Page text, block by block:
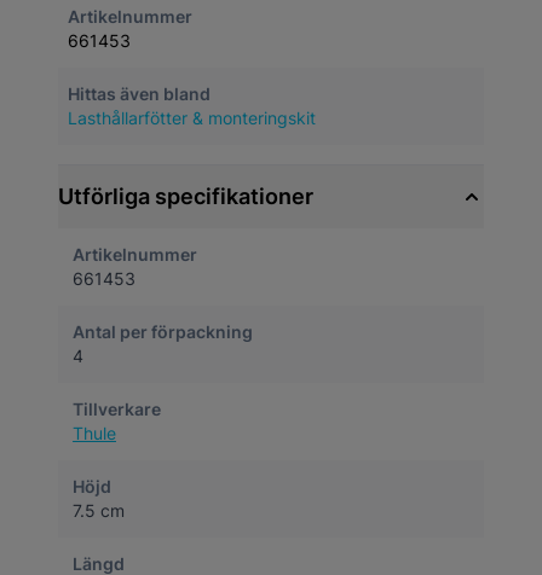
Artikelnummer
661453
Hittas även bland
Lasthållarfötter & monteringskit
Utförliga specifikationer
Artikelnummer
661453
Antal per förpackning
4
Tillverkare
Thule
Höjd
7.5 cm
Längd